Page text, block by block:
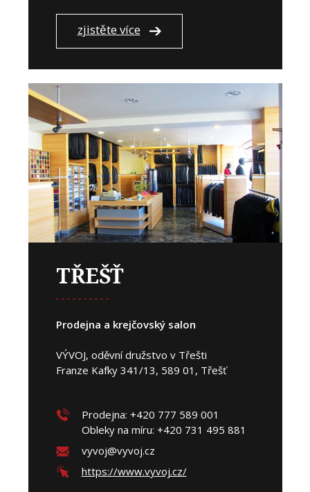
zjistěte více
TŘEŠŤ
Prodejna a krejčovský salon
VÝVOJ, oděvní družstvo v Třešti
Franze Kafky 341/13, 589 01, Třešť
Prodejna: +420 777 589 001
Obleky na míru: +420 731 495 881
vyvoj@vyvoj.cz
https://www.vyvoj.cz/